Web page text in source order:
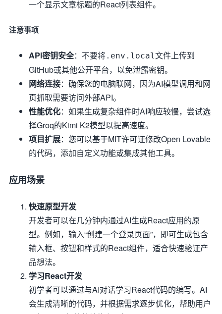
一个显示文章标题的React列表组件。
注意事项
API密钥安全：不要将.env.local 文件上传到
GitHub或其他公开平台，以免泄露密钥。
网络连接：确保您的电脑联网，因为AI模型调用和网
页抓取需要访问外部API。
性能优化：如果生成复杂组件时AI响应较慢，尝试选
择Groq的Kimi K2模型以提高速度。
项目扩展：您可以基于MIT许可证修改Open Lovable
的代码，添加自定义功能或集成其他工具。
应用场景
快速原型开发
开发者可以在几分钟内通过AI生成React应用的原
型。例如，输入“创建一个登录页面”，即可生成包含
输入框、按钮和样式的React组件，适合快速验证产
品想法。
学习React开发
初学者可以通过与AI对话学习React代码的编写。AI
会生成清晰的代码，并根据需求逐步优化，帮助用户